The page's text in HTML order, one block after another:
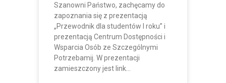
Szanowni Państwo, zachęcamy do
zapoznania się z prezentacją
„Przewodnik dla studentów I roku” i
prezentacją Centrum Dostępności i
Wsparcia Osób ze Szczególnymi
Potrzebamij. W prezentacji
zamieszczony jest link…